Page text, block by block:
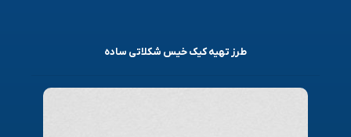
طرز تهیه کیک خیس شکلاتی ساده